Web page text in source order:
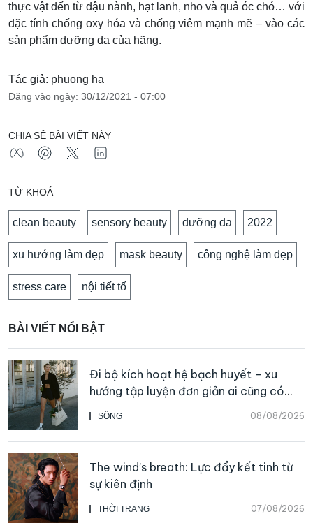
thực vật đến từ đậu nành, hạt lanh, nho và quả óc chó… với
đặc tính chống oxy hóa và chống viêm mạnh mẽ – vào các
sản phẩm dưỡng da của hãng.
Tác giả: phuong ha
Đăng vào ngày: 30/12/2021 - 07:00
CHIA SẺ BÀI VIẾT NÀY
TỪ KHOÁ
clean beauty sensory beauty dưỡng da 2022
xu hướng làm đẹp mask beauty công nghệ làm đẹp
stress care nội tiết tố
BÀI VIẾT NỔI BẬT
SỐNG 08/08/2026
Đi bộ kích hoạt hệ bạch huyết – xu
hướng tập luyện đơn giản ai cũng có
thể bắt đầu
THỜI TRANG 07/08/2026
The wind’s breath: Lực đẩy kết tinh từ
sự kiên định